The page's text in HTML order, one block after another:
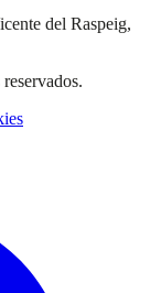
del Raspeig,